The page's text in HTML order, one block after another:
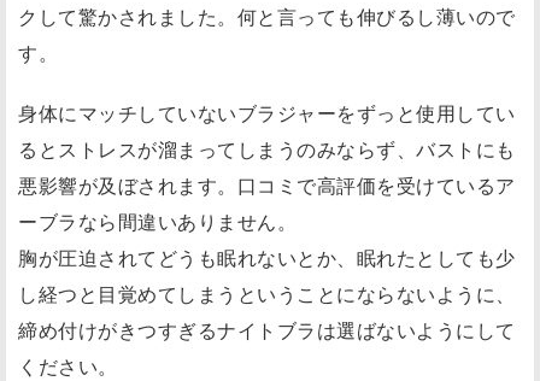
クして驚かされました。何と言っても伸びるし薄いので
す。
身体にマッチしていないブラジャーをずっと使用してい
るとストレスが溜まってしまうのみならず、バストにも
悪影響が及ぼされます。口コミで高評価を受けているア
ーブラなら間違いありません。
胸が圧迫されてどうも眠れないとか、眠れたとしても少
し経つと目覚めてしまうということにならないように、
締め付けがきつすぎるナイトブラは選ばないようにして
ください。